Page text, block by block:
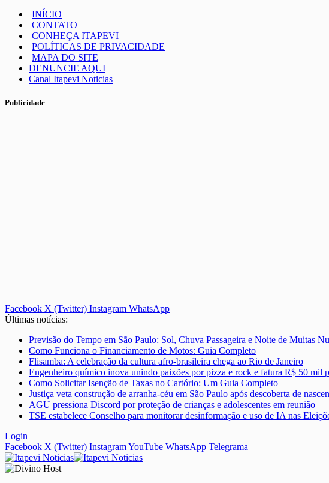
INÍCIO
CONTATO
CONHEÇA ITAPEVI
POLÍTICAS DE PRIVACIDADE
MAPA DO SITE
DENUNCIE AQUI
Canal Itapevi Noticias
Publicidade
Facebook X (Twitter) Instagram WhatsApp
Últimas notícias:
Previsão do Tempo em São Paulo: Sol, Chuva Passageira e Noite de Muitas
Como Funciona o Financiamento de Motos: Guia Completo
Flisamba: A celebração da cultura afro-brasileira chega ao Rio de Janeiro
Engenheiro químico inova unindo paixões por pizza e rock e fatura R$ 50 mil
Como Solicitar Isenção de Taxas no Cartório: Um Guia Completo
Justiça veta construção de arranha-céu em São Paulo após descoberta de
AGU pressiona Discord por proteção de crianças e adolescentes em reunião
TSE estabelece Conselho para monitorar desinformação e uso de IA nas
Login
Facebook X (Twitter) InstagramYouTube WhatsApp Telegrama